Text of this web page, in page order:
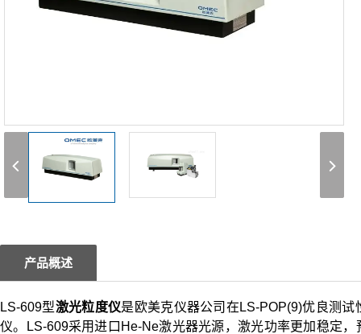
产品概述
LS-609型激光粒度仪是欧美克仪器公司在LS-POP(9)优良测
仪。LS-609采用进口He-Ne激光器光源，激光功率更加稳定